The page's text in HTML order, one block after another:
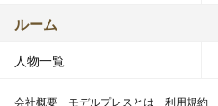
ルーム
人物一覧
会社概要 モデルプレスとは 利用規約